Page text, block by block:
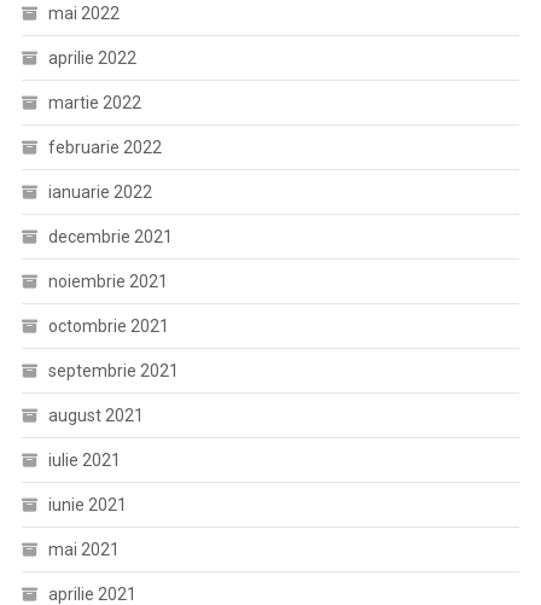
mai 2022
aprilie 2022
martie 2022
februarie 2022
ianuarie 2022
decembrie 2021
noiembrie 2021
octombrie 2021
septembrie 2021
august 2021
iulie 2021
iunie 2021
mai 2021
aprilie 2021